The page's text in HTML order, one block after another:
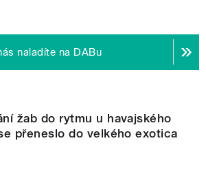
naladíte na DABu
žab do rytmu u havajského
přeneslo do velkého exotica